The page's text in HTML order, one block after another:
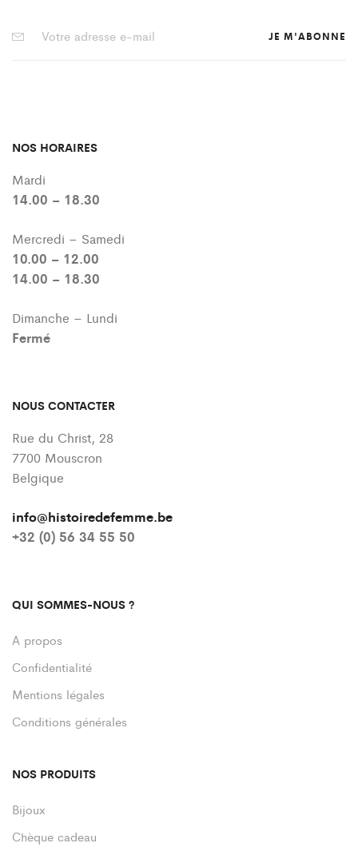
NOS HORAIRES
Mardi
14.00 – 18.30
Mercredi – Samedi
10.00 – 12.00
14.00 – 18.30
Dimanche – Lundi
Fermé
NOUS CONTACTER
Rue du Christ, 28
7700 Mouscron
Belgique
info@histoiredefemme.be
+32 (0) 56 34 55 50
QUI SOMMES-NOUS ?
A propos
Confidentialité
Mentions légales
Conditions générales
NOS PRODUITS
Bijoux
Chèque cadeau